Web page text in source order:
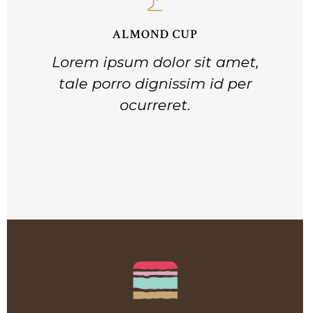
ALMOND CUP
Lorem ipsum dolor sit amet,
tale porro dignissim id per
ocurreret.